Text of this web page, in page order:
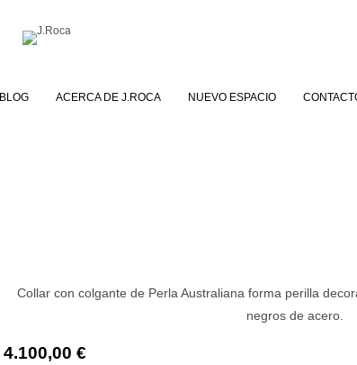
BLOG ACERCA DE J.ROCA NUEVO ESPACIO
Collar con colgante de Perla Australiana forma perilla
negros de acero.
4.100,00 €